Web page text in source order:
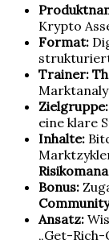
Krypto
Format:
Trainer:
Zielgruppe:
eine klare
Inhalte:
Bonus:
Community
Ansatz:
„Get-Rich-